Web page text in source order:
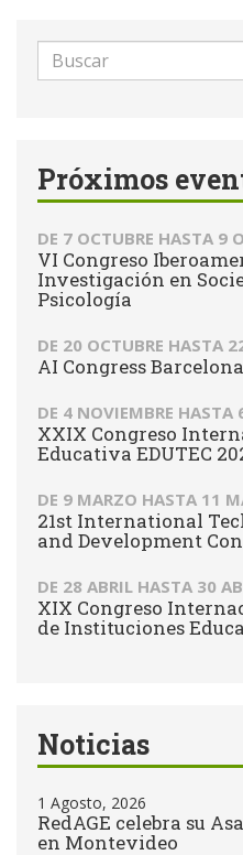
Formulario
de
Próximos
DE 7 OCTUBRE HASTA 9
VI Congreso
Investigación en
Psicología
DE 20 OCTUBRE HASTA
AI Congress Barcelona
DE 4 NOVIEMBRE HASTA
XXIX Congreso
Educativa EDUTEC
DE 9 MARZO HASTA 11
21st International
and Development
DE 28 ABRIL HASTA 30
XIX Congreso
de Instituciones
Noticias
1 Agosto, 2026
RedAGE celebra su
en Montevideo